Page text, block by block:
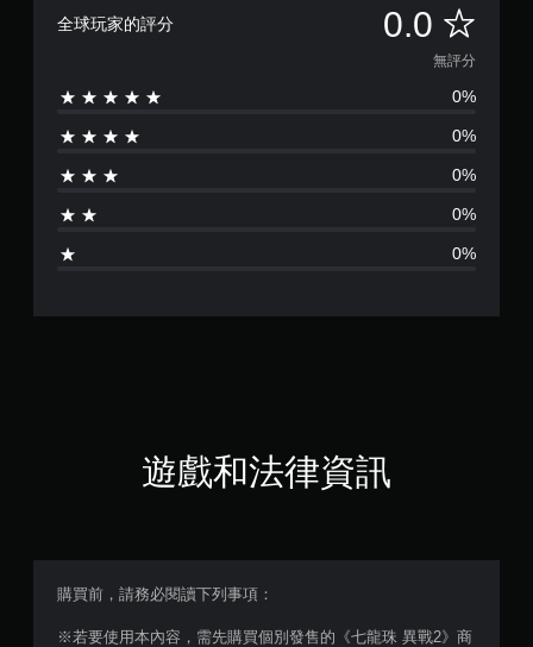
全球玩家的評分 0.0 無
評
分
無評分
0%
0%
0%
0%
0%
遊戲和法律資訊
購買前，請務必閱讀下列事項：
※若要使用本內容，需先購買個別發售的《七龍珠 異戰2》商